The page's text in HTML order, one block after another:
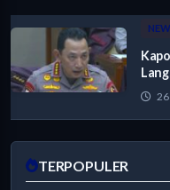
TERPOPULER